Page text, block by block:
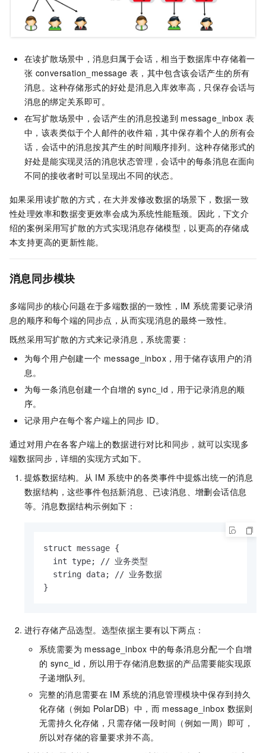
在读扩散场景中，消息归属于会话，相当于数据库中存储着一
张 conversation_message 表，其中包含该会话产生的所有
消息。这种存储形式的好处是消息入库效率高，只保存会话与
消息的绑定关系即可。
在写扩散场景中，会话产生的消息投递到 message_inbox 表
中，该表类似于个人邮件的收件箱，其中保存着个人的所有会
话，会话中的消息按其产生的时间顺序排列。这种存储形式的
好处是能实现灵活的消息状态管理，会话中的每条消息在面向
不同的接收者时可以呈现出不同的状态。
如果采用读扩散的方式，在大并发修改数据的场景下，数据一致
性处理效率和数据变更效率会成为系统性能瓶颈。因此，下文介
绍的案例采用写扩散的方式实现消息存储模型，以更高的存储成
本支持更高的更新性能。
消息同步模块
多端同步的核心问题在于多端数据的一致性，IM 系统需要记录消
息的顺序和每个端的同步点，从而实现消息的最终一致性。
既然采用写扩散的方式来记录消息，系统需要：
为每个用户创建一个 message_inbox，用于储存该用户的消
息。
为每一条消息创建一个自增的 sync_id，用于记录消息的顺
序。
记录用户在每个客户端上的同步 ID。
通过对用户在各客户端上的数据进行对比和同步，就可以实现多
端数据同步，详细的实现方式如下。
提炼数据结构。从 IM 系统中的各类事件中提炼出统一的消息
数据结构，这些事件包括新消息、已读消息、增删会话信息
等。消息数据结构示例如下：
struct message {
  int type; // 业务类型
  string data; // 业务数据
}
进行存储产品选型。选型依据主要有以下两点：
系统需要为 message_inbox 中的每条消息分配一个自增
的 sync_id，所以用于存储消息数据的产品需要能实现原
子递增队列。
完整的消息需要在 IM 系统的消息管理模块中保存到持久
化存储（例如 PolarDB）中，而 message_inbox 数据则
无需持久化存储，只需存储一段时间（例如一周）即可，
所以对存储的容量要求并不高。